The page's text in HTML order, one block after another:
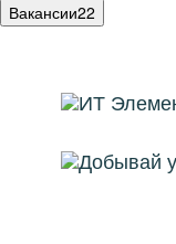
Вакансии22